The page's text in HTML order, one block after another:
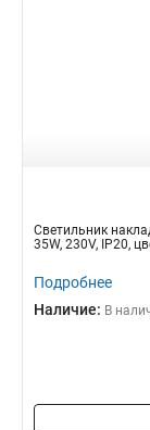
Светильник
35W, 230V, IP20,
Подробнее
Наличие: В